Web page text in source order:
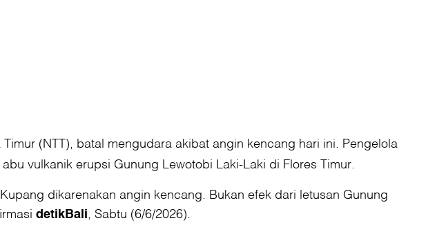
(NTT), batal mengudara akibat angin kencang hari ini. Pengelola
vulkanik erupsi Gunung Lewotobi Laki-Laki di Flores Timur.
dikarenakan angin kencang. Bukan efek dari letusan Gunung
detikBali, Sabtu (6/6/2026).